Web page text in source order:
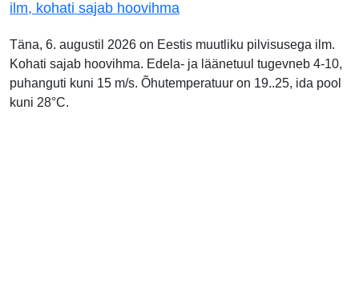
ilm, kohati sajab hoovihma
Täna, 6. augustil 2026 on Eestis muutliku pilvisusega ilm.
Kohati sajab hoovihma. Edela- ja läänetuul tugevneb 4-10,
puhanguti kuni 15 m/s. Õhutemperatuur on 19..25, ida pool
kuni 28°C.